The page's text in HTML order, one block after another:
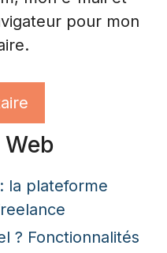
pour mon
la plateforme
? Fonctionnalités